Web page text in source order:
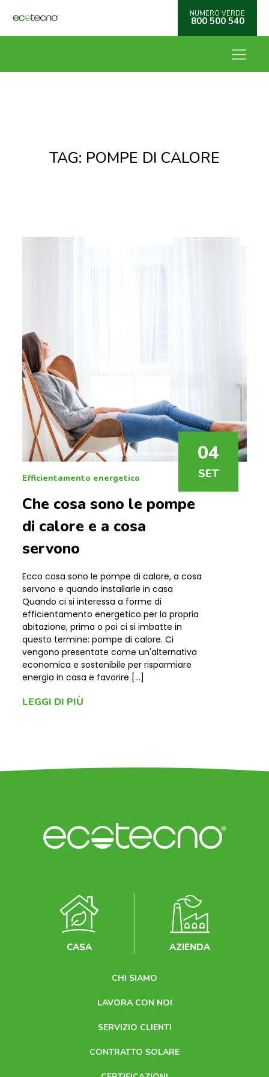
NUMERO VERDE
800 500 540
TAG: POMPE DI CALORE
04
SET
Efficientamento energetico
Che cosa sono le pompe
di calore e a cosa
servono
Ecco cosa sono le pompe di calore, a cosa
servono e quando installarle in casa
Quando ci si interessa a forme di
efficientamento energetico per la propria
abitazione, prima o poi ci si imbatte in
questo termine: pompe di calore. Ci
vengono presentate come un'alternativa
economica e sostenibile per risparmiare
energia in casa e favorire […]
LEGGI DI PIÙ
CHI SIAMO
LAVORA CON NOI
SERVIZIO CLIENTI
CONTRATTO SOLARE
CASA AZIENDA